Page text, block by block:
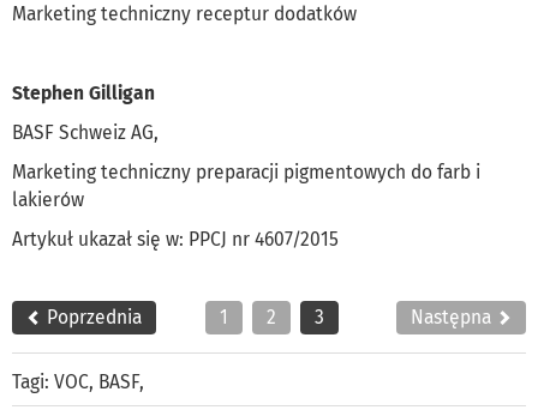
Marketing techniczny receptur dodatków
Stephen Gilligan
BASF Schweiz AG,
Marketing techniczny preparacji pigmentowych do farb i
lakierów
Artykuł ukazał się w: PPCJ nr 4607/2015
Poprzednia 1 2 3 Następna
Tagi: VOC, BASF,